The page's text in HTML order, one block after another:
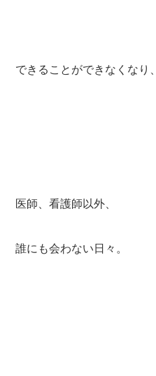
できることができなくなり、
医師、看護師以外、
誰にも会わない日々。